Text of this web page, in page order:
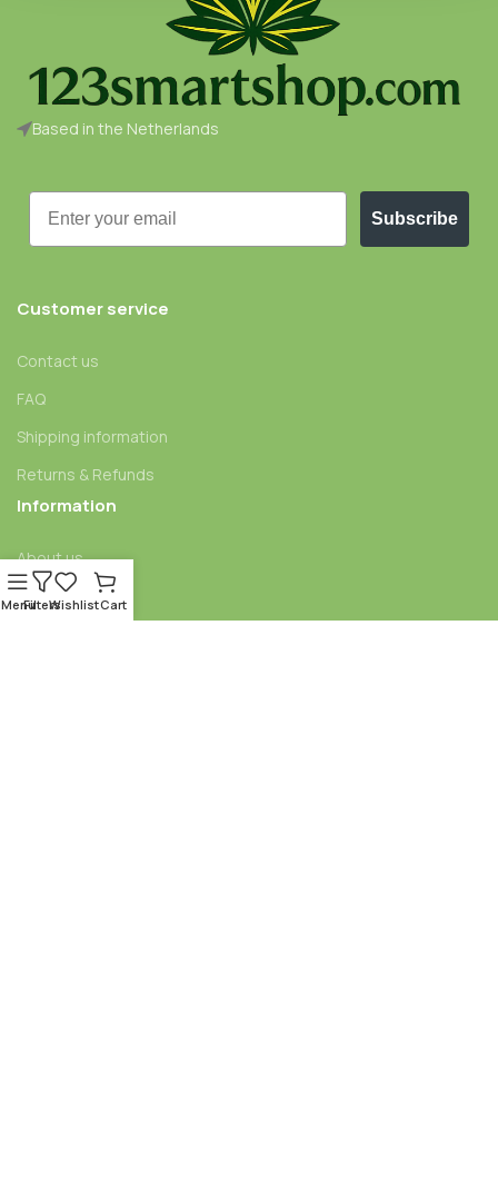
Based in the Netherlands
Email
Subscribe
Customer service
Contact us
FAQ
Shipping information
Returns & Refunds
Information
About us
Blog
MenuFiltersWishlistCart